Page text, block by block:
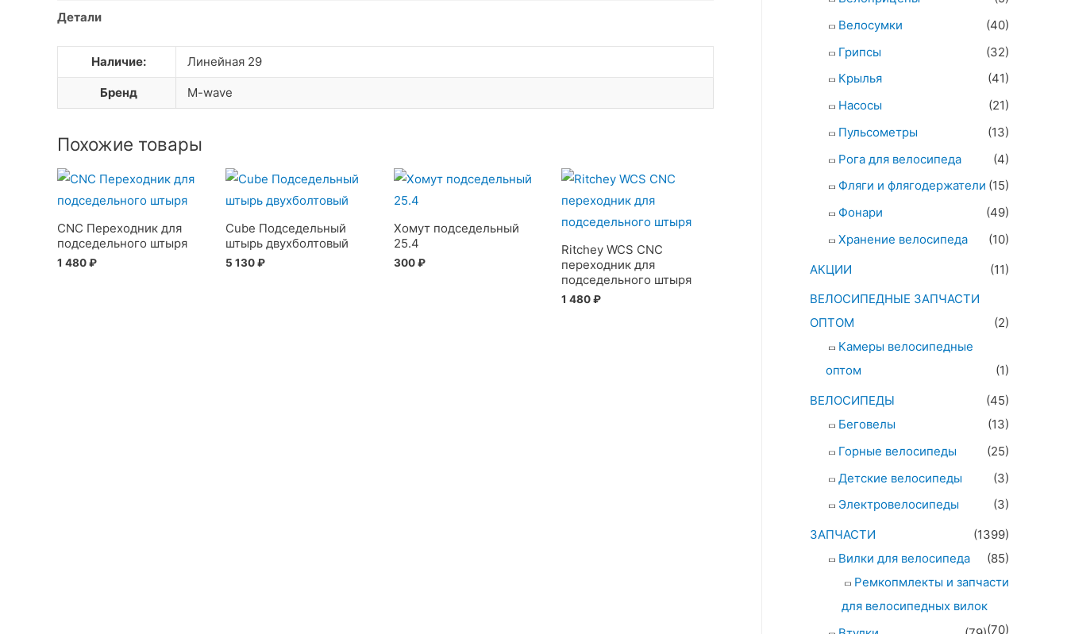
Детали
Наличие: Линейная 29
Бренд M-wave
Похожие товары
CNC Переходник для
подседельного штыря
1 480₽
Cube Подседельный
штырь двухболтовый
5 130₽
Хомут подседельный
25.4
300₽
Ritchey WCS CNC
переходник для
подседельного штыря
1 480₽
Велосумки
(40)
Грипсы
(32)
Крылья
(41)
Насосы
(21)
Пульсометры
(13)
Рога для велосипеда
(4)
Фляги и флягодержатели (15)
Фонари
(49)
Хранение велосипеда
(10)
АКЦИИ
(11)
ВЕЛОСИПЕДНЫЕ ЗАПЧАСТИ
ОПТОМ
(2)
Камеры велосипедные
оптом
(1)
ВЕЛОСИПЕДЫ
(45)
Беговелы
(13)
Горные велосипеды
(25)
Детские велосипеды
(3)
Электровелосипеды
(3)
ЗАПЧАСТИ
(1399)
Вилки для велосипеда
(85)
Ремкопмлекты и запчасти
для велосипедных вилок
(70)